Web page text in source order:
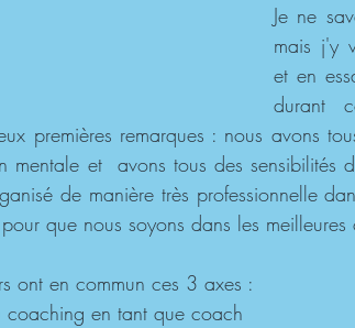
Je ne
mais j'y
et en
durant
premières remarques : nous avons
mentale et  avons tous des sensibilités
de manière très professionnelle
que nous soyons dans les
ont en commun ces 3 axes :
coaching en tant que coach